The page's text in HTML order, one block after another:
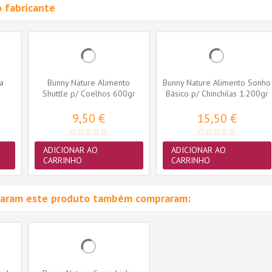
fabricante
Bunny Nature Alimento
Shuttle p/ Coelhos 600gr
9,50 €
ADICIONAR AO
CARRINHO
Bunny Nature Alimento Sonho
Básico p/ Chinchilas 1.200gr
15,50 €
ADICIONAR AO
CARRINHO
este produto também compraram: